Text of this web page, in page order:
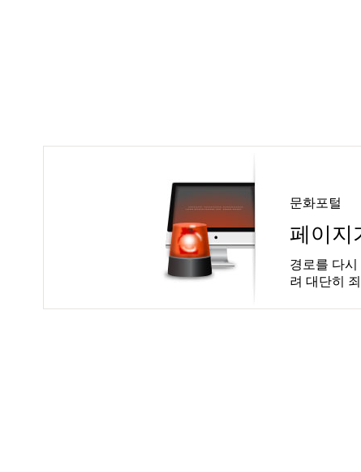
문화포털
페이지
경로를 다
려 대단히